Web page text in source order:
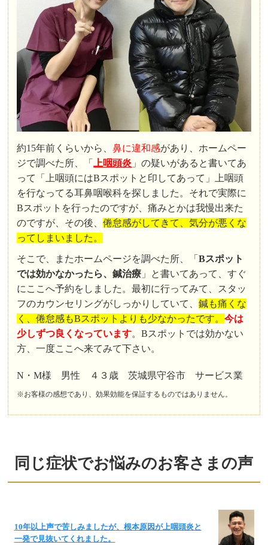
約15年前くらいから、鼻に違和感があり、ホームペー
ジで調べた所、「
上咽頭炎 」の疑いがあると書いてあ
って「上咽頭にはBスポットと印してあって」上咽頭
を行なってる耳鼻咽喉科を探しました。それで実際に
Bスポットを行ったのですが、痛みとかは我慢出来た
のですが、その後、倦怠感がしてきて、気分が悪くな
ってしまいました。
そこで、またホームページを調べた所、「Bスポット
では効かなかったら、鍼治療 」と書いてあって、すぐ
にここへ予約をしました。最初に行ってみて、スタッ
フのカウンセリングがしっかりしていて、鍼も痛くな
く、倦怠感もBスポットよりも少なかったです。今は
少しずつ良くなっています。Bスポットでは効かない
方、一度ここへ来てみて下さい。
N・M様 男性 ４３歳 茨城県守谷市 サービス業
※お客様の感想であり、効果効能を保証するものではありません。
同じ症状でお悩みのお客さまの声
10年以上声で苦しみましたが、根本原因が上咽頭炎と
一発で見抜いてくれました。